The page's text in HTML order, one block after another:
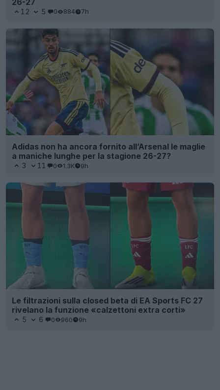
12 5 0 884 7h
Adidas non ha ancora fornito all’Arsenal le maglie
a maniche lunghe per la stagione 26-27?
3 11 0 1.3K 9h
Le filtrazioni sulla closed beta di EA Sports FC 27
rivelano la funzione «calzettoni extra corti»
5 6 0 960 9h